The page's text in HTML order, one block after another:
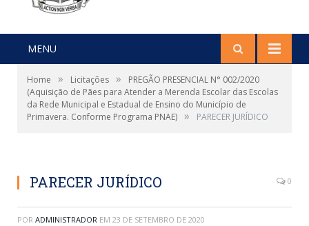
MENU
Home » Licitações »
PREGÃO PRESENCIAL N° 002/2020
(Aquisição de Pães para Atender a Merenda Escolar das Escolas
da Rede Municipal e Estadual de Ensino do Município de
Primavera. Conforme Programa PNAE) » PARECER JURÍDICO
PARECER JURÍDICO 0
POR ADMINISTRADOR EM 23 DE SETEMBRO DE 2020